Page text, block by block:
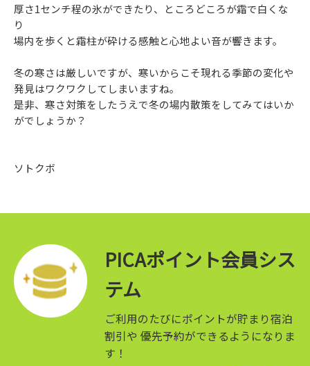
厚さ1センチ程の氷ができたり、ところどころが霜で白くな
り
場内を歩くと霜柱が砕ける感触と心地よい音が響きます。
冬の寒さは厳しいですが、寒いからこそ現れる季節の変化や
発見はワクワクしてしまいますね。
是非、寒さ対策をしたうえで冬の場内散策をしてみてはいか
がでしょうか？
ソトクボ
PICAポイント会員シス
テム
ご利用のたびにポイントが貯まり宿泊
割引や 優先予約ができるようになりま
す！